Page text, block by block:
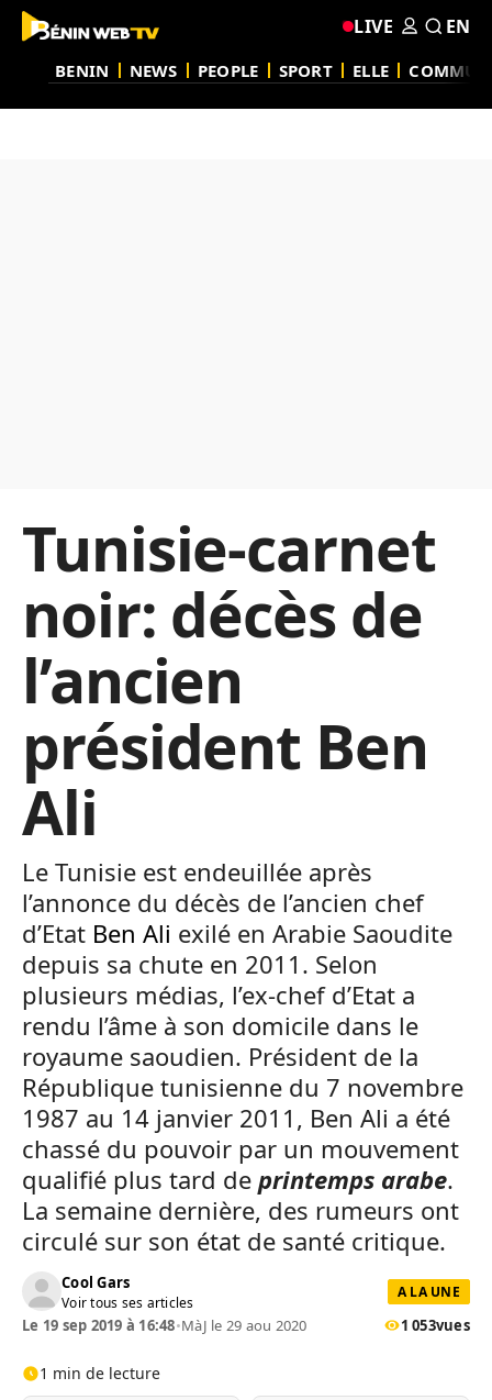
BENIN NEWS PEOPLE SPORT ELLE
LIVE EN
Tunisie-carnet
noir: décès de
l’ancien
président Ben
Ali
Le Tunisie est endeuillée après
l’annonce du décès de l’ancien chef
d’Etat Ben Ali exilé en Arabie Saoudite
depuis sa chute en 2011. Selon
plusieurs médias, l’ex-chef d’Etat a
rendu l’âme à son domicile dans le
royaume saoudien. Président de la
République tunisienne du 7 novembre
1987 au 14 janvier 2011, Ben Ali a été
chassé du pouvoir par un mouvement
qualifié plus tard de printemps arabe.
La semaine dernière, des rumeurs ont
circulé sur son état de santé critique.
Cool Gars
Voir tous ses articles
A LA UNE
Le 19 sep 2019 à 16:48•MàJ le 29 aou 2020 1 053vues
1 min de lecture